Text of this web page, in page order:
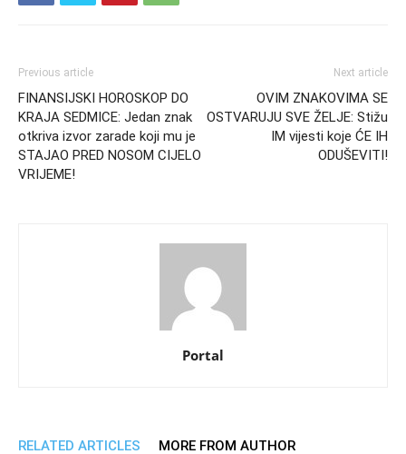
Previous article
FINANSIJSKI HOROSKOP DO
KRAJA SEDMICE: Jedan znak
otkriva izvor zarade koji mu je
STAJAO PRED NOSOM CIJELO
VRIJEME!
Next article
OVIM ZNAKOVIMA SE
OSTVARUJU SVE ŽELJE: Stižu
IM vijesti koje ĆE IH
ODUŠEVITI!
Portal
RELATED ARTICLES MORE FROM AUTHOR